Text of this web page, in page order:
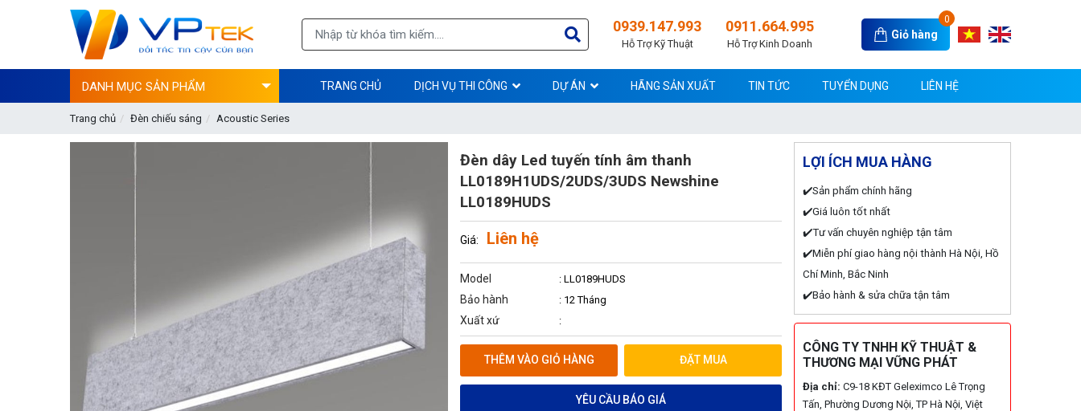
0939.147.993
Hỗ Trợ Kỹ Thuật
0911.664.995
Hỗ Trợ Kinh Doanh
0
Giỏ hàng
DANH MỤC SẢN PHẨM TRANG CHỦ DỊCH VỤ THI CÔNG DỰ ÁN HÃNG SẢN XUẤT TIN TỨC TUYỂN DỤNG LIÊN HỆ
Trang chủ Đèn chiếu sáng Acoustic Series
Đèn dây Led tuyến tính âm thanh
LL0189H1UDS/2UDS/3UDS Newshine
LL0189HUDS
Giá: Liên hệ
Model : LL0189HUDS
Bảo hành : 12 Tháng
Xuất xứ :
THÊM VÀO GIỎ HÀNG ĐẶT MUA
YÊU CẦU BÁO GIÁ
LỢI ÍCH MUA HÀNG
✔️Sản phẩm chính hãng
✔️Giá luôn tốt nhất
✔️Tư vấn chuyên nghiệp tận tâm
✔️Miễn phí giao hàng nội thành Hà Nội, Hồ
Chí Minh, Bắc Ninh
✔️Bảo hành & sửa chữa tận tâm
CÔNG TY TNHH KỸ THUẬT &
THƯƠNG MẠI VỮNG PHÁT
Địa chỉ: C9-18 KĐT Geleximco Lê Trọng
Tấn, Phường Dương Nội, TP Hà Nội, Việt